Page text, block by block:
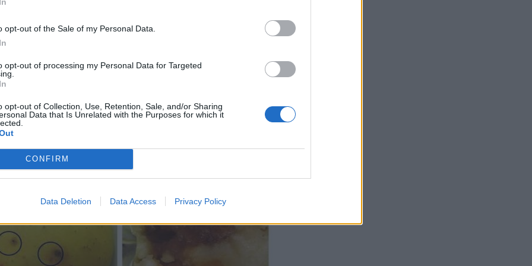
opt-out of the Sale of my Personal Data.
opt-out of processing my Personal Data for Targeted
opt-out of Collection, Use, Retention, Sale, and/or Sharing
Data that Is Unrelated with the Purposes for which it
CONFIRM
Data Deletion Data Access Privacy Policy
περιεκτικότητα σε σάκχαρα, όπως τα
δίπλα την περιοχή του